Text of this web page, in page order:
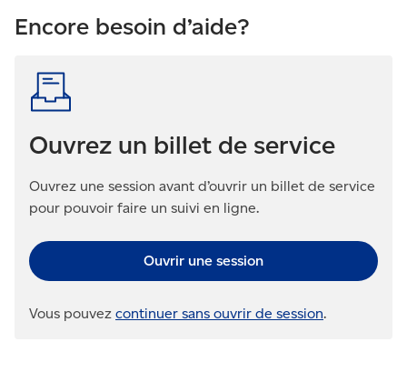
Encore besoin d’aide?
Ouvrez un billet de service
Ouvrez une session avant d’ouvrir un billet de service
pour pouvoir faire un suivi en ligne.
Ouvrir une session
Vous pouvez continuer sans ouvrir de session.